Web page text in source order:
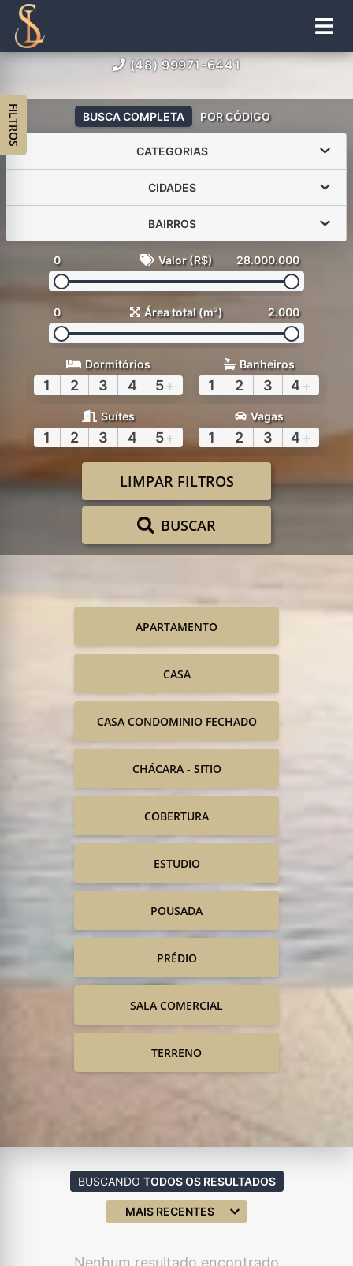
(48) 99971-6441
BUSCA COMPLETA POR CÓDIGO
CATEGORIAS
CIDADES
BAIRROS
0 Valor (R$) 28.000.000
0 Área total (m²) 2.000
Dormitórios
1 2 3 4 5+
Banheiros
1 2 3 4 +
Suítes
1 2 3 4 5+
Vagas
1 2 3 4 +
LIMPAR FILTROS
BUSCAR
APARTAMENTO
CASA
CASA CONDOMINIO FECHADO
CHÁCARA - SITIO
COBERTURA
ESTUDIO
POUSADA
PRÉDIO
SALA COMERCIAL
TERRENO
FILTROS
BUSCANDO TODOS OS RESULTADOS
MAIS RECENTES
Nenhum resultado encontrado